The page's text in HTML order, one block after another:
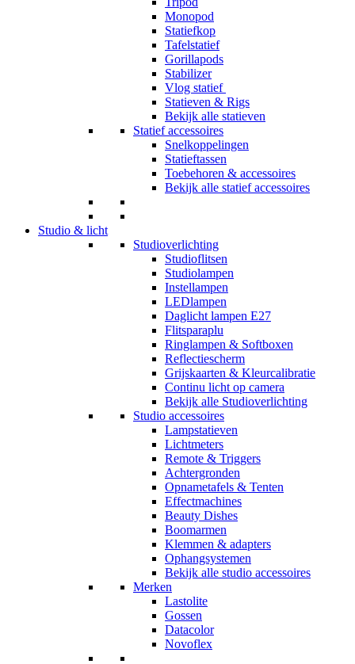
Monopod
Statiefkop
Tafelstatief
Gorillapods
Stabilizer
Vlog statief
Statieven & Rigs
Bekijk alle statieven
Statief accessoires
Snelkoppelingen
Statieftassen
Toebehoren & accessoires
Bekijk alle statief accessoires
Studio & licht
Studioverlichting
Studioflitsen
Studiolampen
Instellampen
LEDlampen
Daglicht lampen E27
Flitsparaplu
Ringlampen & Softboxen
Reflectiescherm
Grijskaarten & Kleurcalibratie
Continu licht op camera
Bekijk alle Studioverlichting
Studio accessoires
Lampstatieven
Lichtmeters
Remote & Triggers
Achtergronden
Opnametafels & Tenten
Effectmachines
Beauty Dishes
Boomarmen
Klemmen & adapters
Ophangsystemen
Bekijk alle studio accessoires
Merken
Lastolite
Gossen
Datacolor
Novoflex